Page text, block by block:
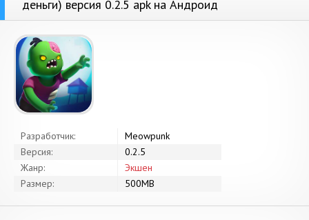
деньги) версия 0.2.5 apk на Андроид
Разработчик:
Meowpunk
Версия:
0.2.5
Жанр:
Экшен
Размер:
500MB